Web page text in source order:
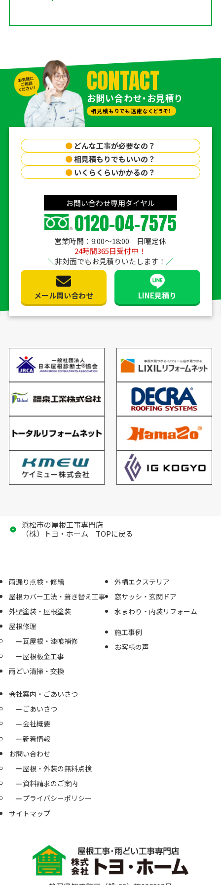
CONTACT
お問い合わせ・お見積り
相見積もりでも遠慮なくどうぞ！
● どんな工事が必要なの？
●相見積もりでもいいの？
● いくらくらいかかるの？
お問い合わせ専用ダイヤル
0120-04-7575
営業時間：9:00〜18:00 日曜定休
24時間365日受付中！
非対面でもお見積りいたします！
メール問い合わせ LINE見積り
浜松市の屋根工事専門店
（株）トヨ・ホーム TOPに戻る
雨漏り点検・修繕
屋根カバー工法・葺き替え工事
外壁塗装・屋根塗装
屋根修理
瓦屋根・漆喰補修
屋根板金工事
雨どい清掃・交換
外構エクステリア
窓サッシ・玄関ドア
水まわり・内装リフォーム
施工事例
お客様の声
会社案内・ごあいさつ
ごあいさつ
会社概要
新着情報
お問い合わせ
屋根・外装の無料点検
資料請求のご案内
プライバシーポリシー
サイトマップ